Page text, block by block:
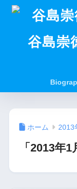
谷島崇
ホーム 2013
「2013年